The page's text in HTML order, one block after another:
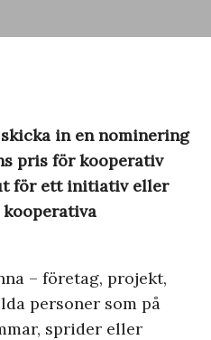
in en nominering
pris för kooperativ
för ett initiativ eller
– företag, projekt,
personer som på
sprider eller